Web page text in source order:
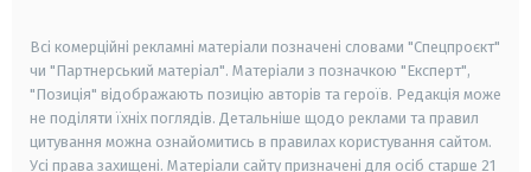
Всі комерційні рекламні матеріали позначені словами "Спецпроєкт"
чи "Партнерський матеріал". Матеріали з позначкою "Експерт",
"Позиція" відображають позицію авторів та героїв. Редакція може
не поділяти їхніх поглядів. Детальніше щодо реклами та правил
цитування можна ознайомитись в правилах користування сайтом.
Усі права захищені. Матеріали сайту призначені для осіб старше 21